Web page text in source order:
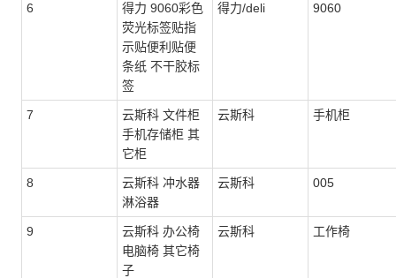
6
得力 9060彩色
荧光标签贴指
示贴便利贴便
条纸 不干胶标
签
得力/deli 9060
7
云斯科 文件柜
手机存储柜 其
它柜
云斯科 手机柜
8
云斯科 冲水器
淋浴器
云斯科 005
9
云斯科 办公椅
电脑椅 其它椅
子
云斯科 工作椅